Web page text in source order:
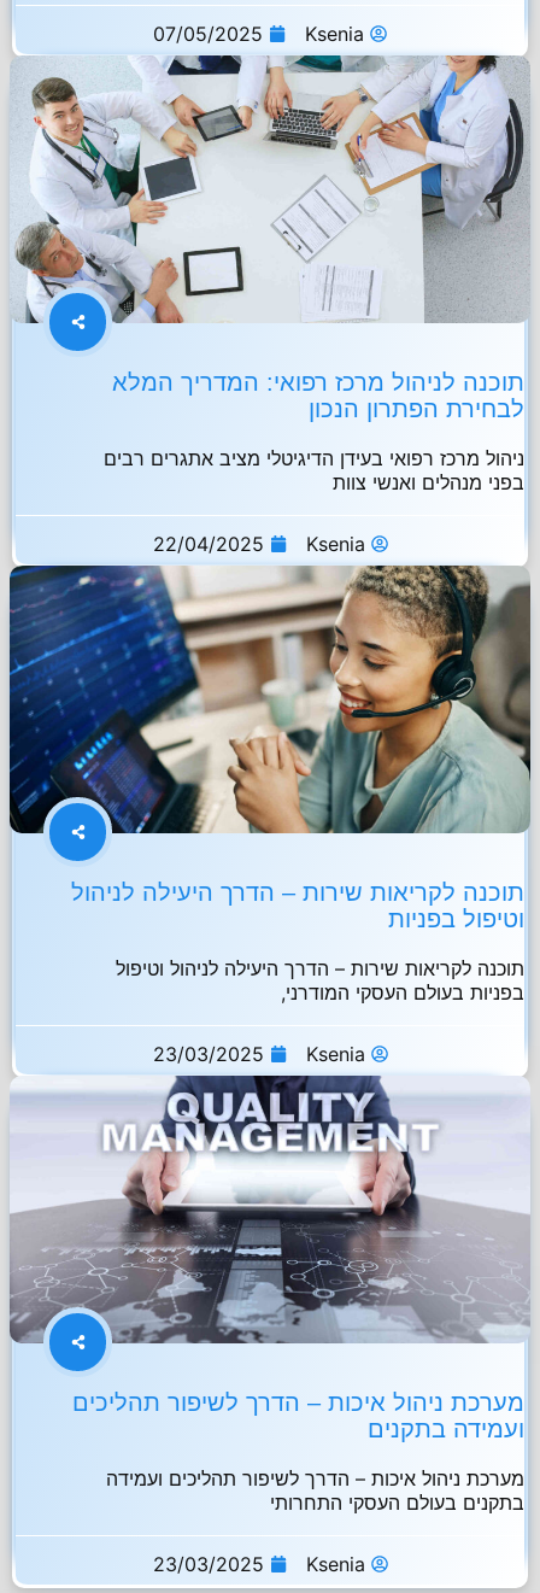
Ksenia
07/05/2025
תוכנה לניהול מרכז רפואי: המדריך המלא
לבחירת הפתרון הנכון
ניהול מרכז רפואי בעידן הדיגיטלי מציב אתגרים רבים
בפני מנהלים ואנשי צוות
Ksenia
22/04/2025
תוכנה לקריאות שירות – הדרך היעילה לניהול
וטיפול בפניות
תוכנה לקריאות שירות – הדרך היעילה לניהול וטיפול
בפניות בעולם העסקי המודרני,
Ksenia
23/03/2025
מערכת ניהול איכות – הדרך לשיפור תהליכים
ועמידה בתקנים
מערכת ניהול איכות – הדרך לשיפור תהליכים ועמידה
בתקנים בעולם העסקי התחרותי
Ksenia
23/03/2025